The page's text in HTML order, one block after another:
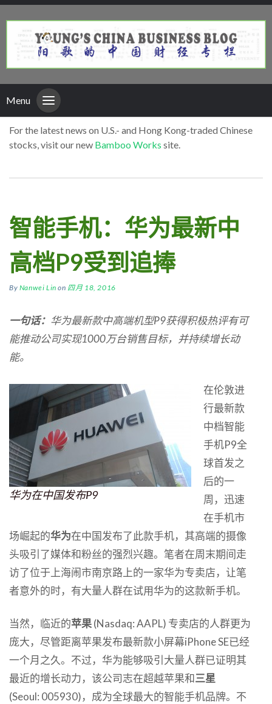
Menu
For the latest news on U.S.- and Hong Kong-traded Chinese
stocks, visit our new Bamboo Works site.
智能手机：华为最新中
高档P9受到追捧
By Nanwei Lin on 四月 18, 2016
一句话： 华为最新款中高端机型P9获得积极热评有可
能推动公司实现1000万台销售目标，并持续增长动
能。
华为在中国发布P9
在伦敦进
行最新款
中档智能
手机P9全
球首发之
后的一
周，迅速
在手机市
场崛起的华为在中国发布了此款手机，其高端的摄像
头吸引了媒体和粉丝的强烈兴趣。笔者在周末期间走
访了位于上海闹市南京路上的一家华为专卖店，让笔
者意外的时，有大量人群在试用华为的这款新手机。
当然，临近的苹果(Nasdaq: AAPL) 专卖店的人群更为
庞大，尽管距离苹果发布最新款小屏幕iPhone SE已经
一个月之久。不过，华为能够吸引大量人群已证明其
最近的增长动力，该公司志在超越苹果和三星
(Seoul: 005930)，成为全球最大的智能手机品牌。不